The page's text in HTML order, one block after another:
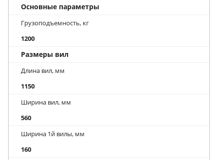
Основные параметры
Грузоподъемность, кг
1200
Размеры вил
Длина вил, мм
1150
Ширина вил, мм
560
Ширина 1й вилы, мм
160